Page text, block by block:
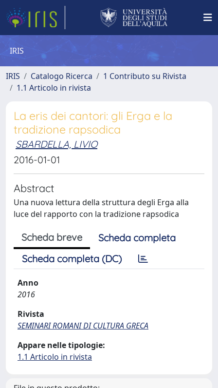
IRIS
IRIS Catalogo Ricerca
1 Contributo su Rivista
1.1 Articolo in rivista
La eris dei cantori: gli Erga e la
tradizione rapsodica
SBARDELLA, LIVIO
2016-01-01
Abstract
Una nuova lettura della struttura degli Erga alla
luce del rapporto con la tradizione rapsodica
Scheda breve
Scheda completa
Scheda completa (DC)
Anno
2016
Rivista
SEMINARI ROMANI DI CULTURA GRECA
Appare nelle tipologie:
1.1 Articolo in rivista